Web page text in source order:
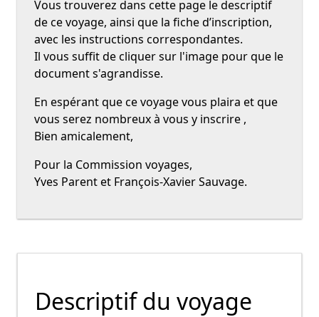
Vous trouverez dans cette page le descriptif
de ce voyage, ainsi que la fiche d’inscription,
avec les instructions correspondantes.
Il vous suffit de cliquer sur l'image pour que le
document s'agrandisse.
En espérant que ce voyage vous plaira et que
vous serez nombreux à vous y inscrire ,
Bien amicalement,
Pour la Commission voyages,
Yves Parent et François-Xavier Sauvage.
Descriptif du voyage